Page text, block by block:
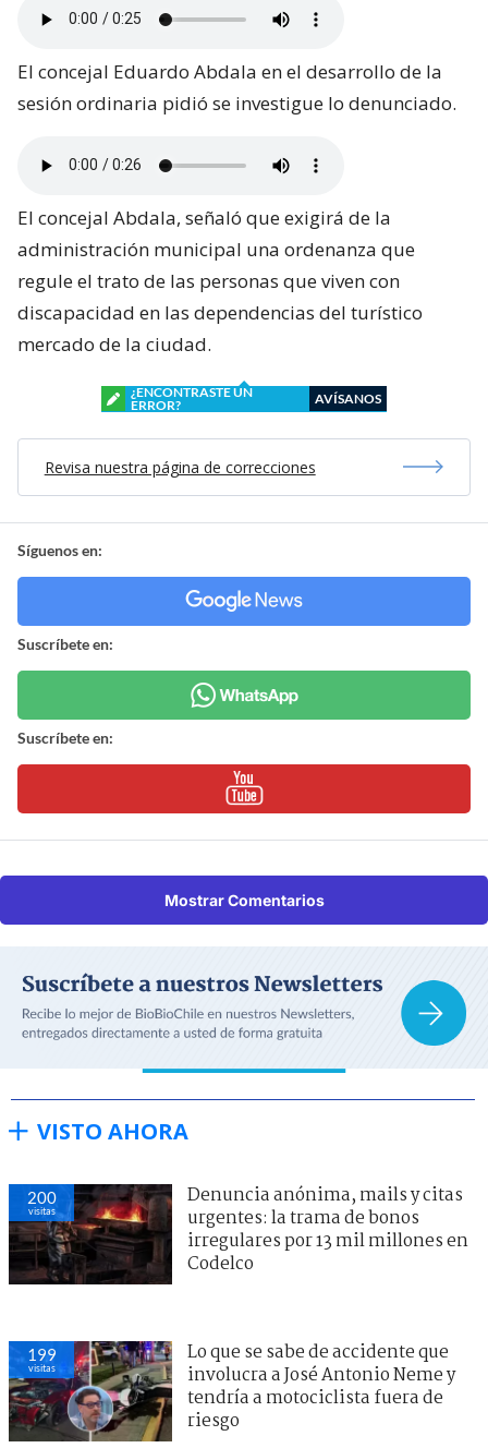
El concejal Eduardo Abdala en el desarrollo de la
sesión ordinaria pidió se investigue lo denunciado.
El concejal Abdala, señaló que exigirá de la
administración municipal una ordenanza que
regule el trato de las personas que viven con
discapacidad en las dependencias del turístico
mercado de la ciudad.
¿ENCONTRASTE UN
ERROR?
AVÍSANOS
Revisa nuestra página de correcciones
Síguenos en:
Suscríbete en:
Suscríbete en:
Mostrar Comentarios
VISTO AHORA
200
visitas
Denuncia anónima, mails y citas
urgentes: la trama de bonos
irregulares por 13 mil millones en
Codelco
199
visitas
Lo que se sabe de accidente que
involucra a José Antonio Neme y
tendría a motociclista fuera de
riesgo